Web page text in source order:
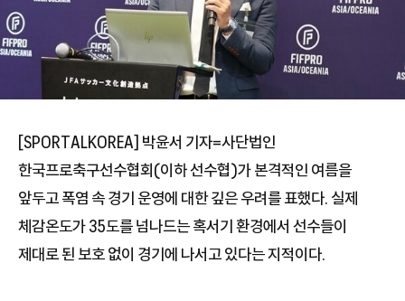
[SPORTALKOREA] 박윤서 기자=사단법인
한국프로축구선수협회(이하 선수협)가 본격적인 여름을
앞두고 폭염 속 경기 운영에 대한 깊은 우려를 표했다. 실제
체감온도가 35도를 넘나드는 혹서기 환경에서 선수들이
제대로 된 보호 없이 경기에 나서고 있다는 지적이다.